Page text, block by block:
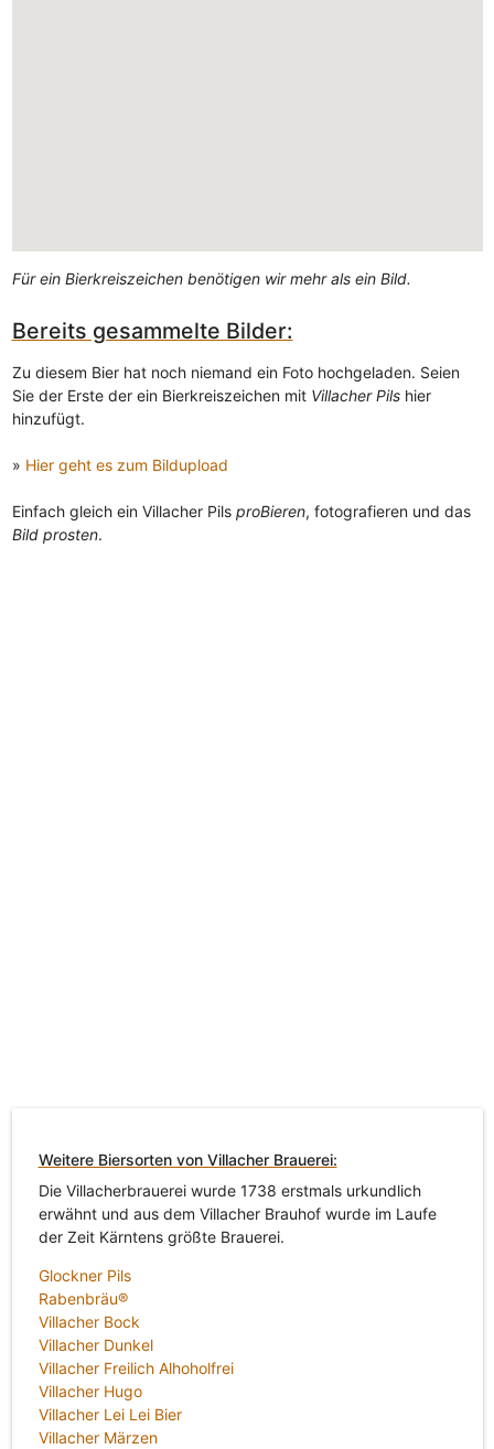
Für ein Bierkreiszeichen benötigen wir mehr als ein Bild.
Bereits gesammelte Bilder:
Zu diesem Bier hat noch niemand ein Foto hochgeladen. Seien
Sie der Erste der ein Bierkreiszeichen mit Villacher Pilshier
hinzufügt.
» Hier geht es zum Bildupload
Einfach gleich ein Villacher Pils proBieren, fotografieren und das
Bild prosten.
Weitere Biersorten von Villacher Brauerei:
Die Villacherbrauerei wurde 1738 erstmals urkundlich
erwähnt und aus dem Villacher Brauhof wurde im Laufe
der Zeit Kärntens größte Brauerei.
Glockner Pils
Rabenbräu®
Villacher Bock
Villacher Dunkel
Villacher Freilich Alhoholfrei
Villacher Hugo
Villacher Lei Lei Bier
Villacher Märzen